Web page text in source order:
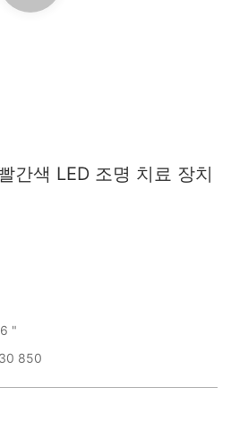
간색 LED 조명 치료 장치
"
850